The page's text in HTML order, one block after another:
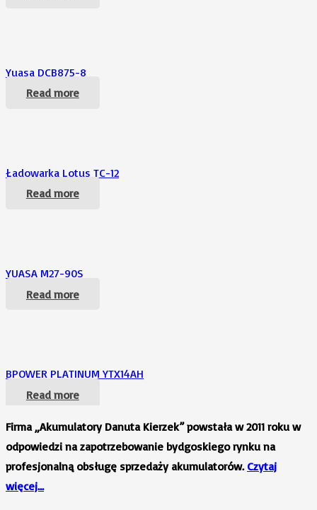
Yuasa DCB875-8
Read more
Ładowarka Lotus TC-12
Read more
YUASA M27-90S
Read more
BPOWER PLATINUM YTX14AH
Read more
Firma „Akumulatory Danuta Kierzek” powstała w 2011 roku w
odpowiedzi na zapotrzebowanie bydgoskiego rynku na
profesjonalną obsługę sprzedaży akumulatorów. Czytaj
więcej…